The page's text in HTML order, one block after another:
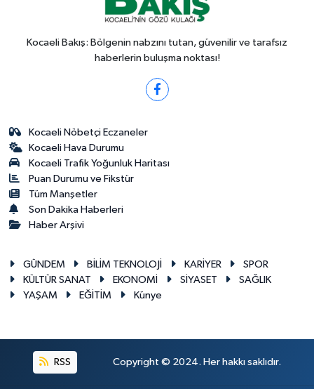
Kocaeli Bakış: Bölgenin nabzını tutan, güvenilir ve tarafsız
haberlerin buluşma noktası!
Kocaeli Nöbetçi Eczaneler
Kocaeli Hava Durumu
Kocaeli Trafik Yoğunluk Haritası
Puan Durumu ve Fikstür
Tüm Manşetler
Son Dakika Haberleri
Haber Arşivi
GÜNDEM BİLİM TEKNOLOJİ KARİYER
SPOR
KÜLTÜR SANAT
EKONOMİ SİYASET
SAĞLIK
YAŞAM
EĞİTİM Künye
RSS Copyright © 2024. Her hakkı saklıdır.